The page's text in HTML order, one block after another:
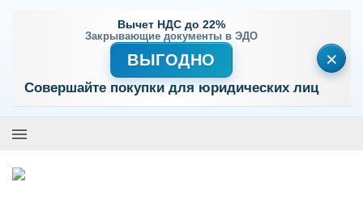
Вычет НДС до 22%
Закрывающие документы в ЭДО
ВЫГОДНО
Совершайте покупки для юридических лиц
×